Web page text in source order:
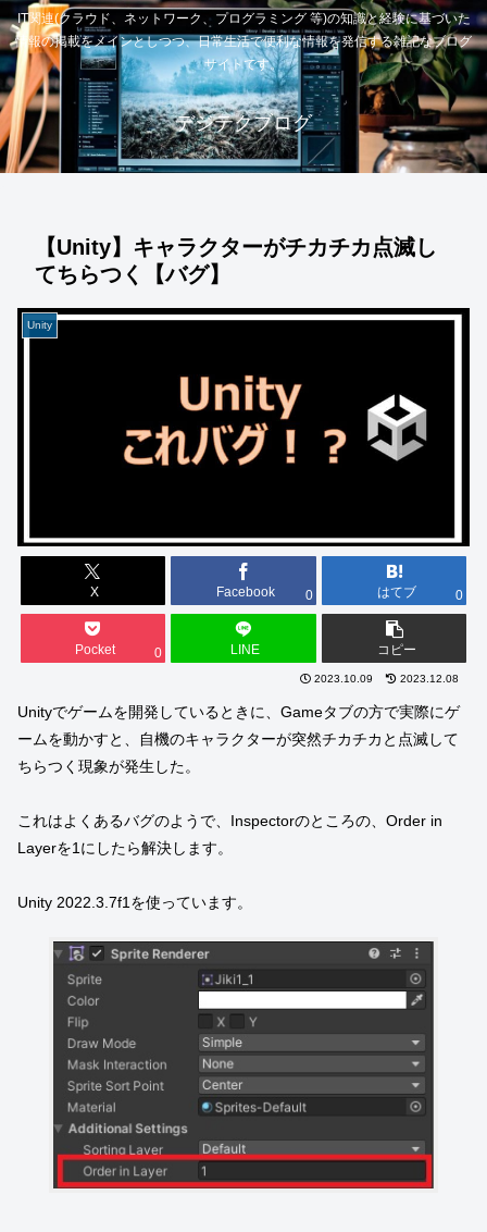
IT関連(クラウド、ネットワーク、プログラミング 等)の知識と経験に基づいた
情報の掲載をメインとしつつ、日常生活で便利な情報を発信する雑記なブログ
サイトです。
デジテクブログ
【Unity】キャラクターがチカチカ点滅し
てちらつく【バグ】
Unity
X Facebook 0 はてブ 0
Pocket 0 LINE コピー
2023.10.09 2023.12.08
Unityでゲームを開発しているときに、Gameタブの方で実際にゲ
ームを動かすと、自機のキャラクターが突然チカチカと点滅して
ちらつく現象が発生した。
これはよくあるバグのようで、Inspectorのところの、Order in
Layerを1にしたら解決します。
Unity 2022.3.7f1を使っています。